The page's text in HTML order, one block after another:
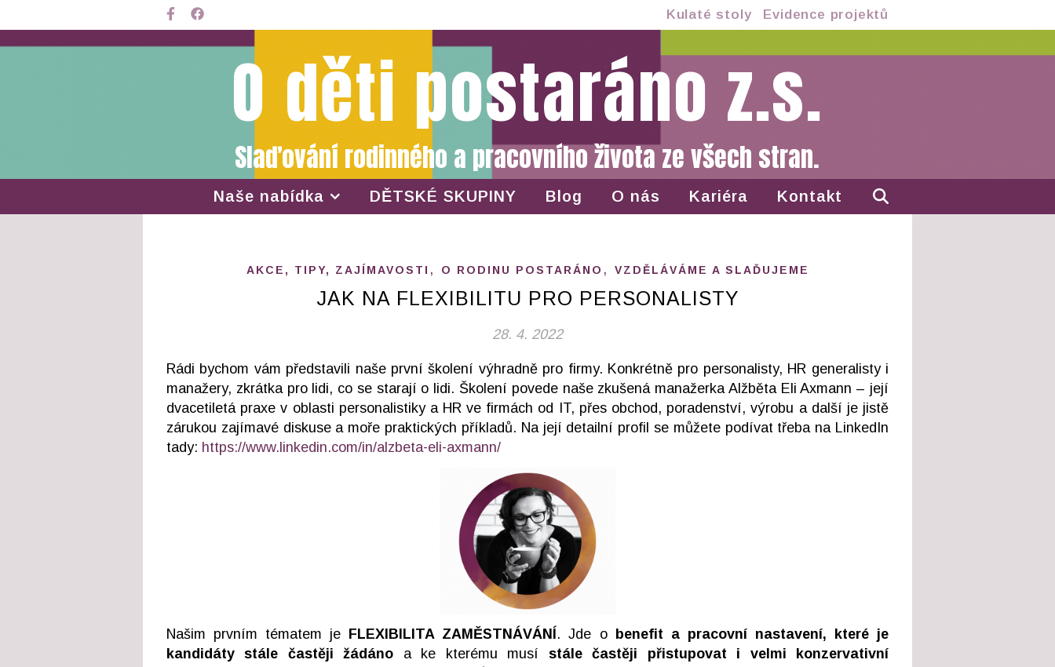
Kulaté stoly Evidence projektů
O děti postaráno z.s.
Slaďování rodinného a pracovního života ze všech stran.
Naše nabídka DĚTSKÉ SKUPINY Blog O nás Kariéra Kontakt
AKCE, TIPY, ZAJÍMAVOSTI , O RODINU POSTARÁNO , VZDĚLÁVÁME A SLAĎUJEME
JAK NA FLEXIBILITU PRO PERSONALISTY
28. 4. 2022
Rádi bychom vám představili naše první školení výhradně pro firmy. Konkrétně pro personalisty, HR generalisty i
manažery, zkrátka pro lidi, co se starají o lidi. Školení povede naše zkušená manažerka Alžběta Eli Axmann – její
dvacetiletá praxe v oblasti personalistiky a HR ve firmách od IT, přes obchod, poradenství, výrobu a další je jistě
zárukou zajímavé diskuse a moře praktických příkladů. Na její detailní profil se můžete podívat třeba na LinkedIn
tady: https://www.linkedin.com/in/alzbeta-eli-axmann/
Našim prvním tématem je FLEXIBILITA ZAMĚSTNÁVÁNÍ . Jde o
benefit a pracovní nastavení, které je
kandidáty stále častěji žádáno a ke kterému musí stále častěji přistupovat i velmi konzervativní